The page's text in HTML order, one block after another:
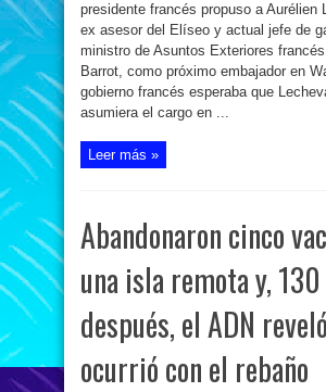
presidente francés propuso a Aurélien
ex asesor del Elíseo y actual jefe de
ministro de Asuntos Exteriores
Barrot, como próximo embajador en
gobierno francés esperaba que
asumiera el cargo en ...
Leer más »
Abandonaron cinco
una isla remota y, 130
después, el ADN
ocurrió con el rebaño